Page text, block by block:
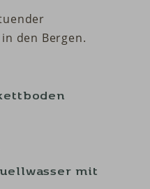
den Bergen.
mit